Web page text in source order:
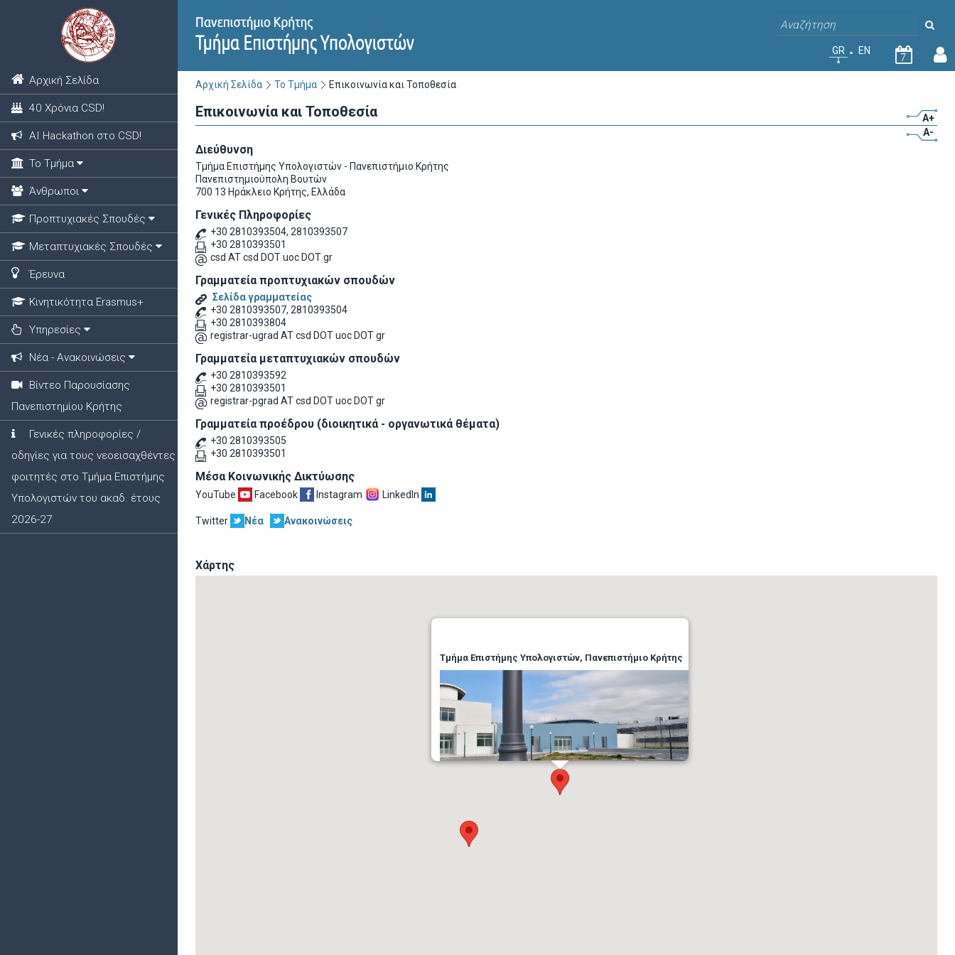
Αρχική Σελίδα
40 Χρόνια CSD!
ΑΙ Hackathon στο CSD!
Το Τμήμα
Άνθρωποι
Προπτυχιακές Σπουδές
Μεταπτυχιακές Σπουδές
Έρευνα
Κινητικότητα Erasmus+
Υπηρεσίες
Νέα - Ανακοινώσεις
Βίντεο Παρουσίασης
Πανεπιστημίου Κρήτης
Γενικές πληροφορίες /
οδηγίες για τους νεοεισαχθέντες
φοιτητές στο Τμήμα Επιστήμης
Υπολογιστών του ακαδ. έτους
2026-27
GR EN
7
Αρχική Σελίδα Το Τμήμα Επικοινωνία και Τοποθεσία
Επικοινωνία και Τοποθεσία
A+
A-
Διεύθυνση
Τμήμα Επιστήμης Υπολογιστών - Πανεπιστήμιο Κρήτης
Πανεπιστημιούπολη Βουτών
700 13 Ηράκλειο Κρήτης, Ελλάδα
Γενικές Πληροφορίες
+30 2810393504, 2810393507
+30 2810393501
csd AT csd DOT uoc DOT gr
Γραμματεία προπτυχιακών σπουδών
Σελίδα γραμματείας
+30 2810393507, 2810393504
+30 2810393804
registrar-ugrad AT csd DOT uoc DOT gr
Γραμματεία μεταπτυχιακών σπουδών
+30 2810393592
+30 2810393501
registrar-pgrad AT csd DOT uoc DOT gr
Γραμματεία προέδρου (διοικητικά - οργανωτικά θέματα)
+30 2810393505
+30 2810393501
Μέσα Κοινωνικής Δικτύωσης
YouTube Facebook Instagram LinkedIn
Twitter Νέα Ανακοινώσεις
Χάρτης
Τμήμα Επιστήμης Υπολογιστών, Πανεπιστήμιο Κρήτης